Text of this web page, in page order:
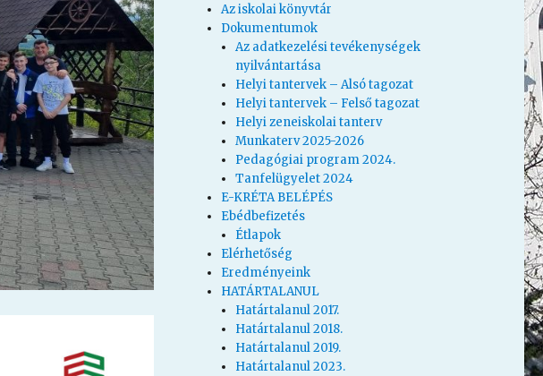
Az iskolai könyvtár
Dokumentumok
Az adatkezelési tevékenységek
nyilvántartása
Helyi tantervek – Alsó tagozat
Helyi tantervek – Felső tagozat
Helyi zeneiskolai tanterv
Munkaterv 2025-2026
Pedagógiai program 2024.
Tanfelügyelet 2024
E-KRÉTA BELÉPÉS
Ebédbefizetés
Étlapok
Elérhetőség
Eredményeink
HATÁRTALANUL
Határtalanul 2017.
Határtalanul 2018.
Határtalanul 2019.
Határtalanul 2023.